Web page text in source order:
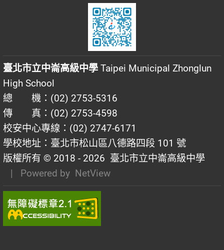
臺北市立中崙高級中學 Taipei Municipal Zhonglun
High School
總 機：(02) 2753-5316
傳 真：(02) 2753-4598
校安中心專線：(02) 2747-6171
學校地址：臺北市松山區八德路四段 101 號
版權所有 © 2018 - 2026 臺北市立中崙高級中學
| Powered by NetView